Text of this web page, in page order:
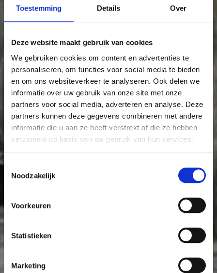
Toestemming Details Over
Deze website maakt gebruik van cookies
We gebruiken cookies om content en advertenties te
personaliseren, om functies voor social media te bieden
en om ons websiteverkeer te analyseren. Ook delen we
informatie over uw gebruik van onze site met onze
partners voor social media, adverteren en analyse. Deze
partners kunnen deze gegevens combineren met andere
informatie die u aan ze heeft verstrekt of die ze hebben
verzameld op basis van uw gebruik van hun services.
Toestemmingsselectie
Noodzakelijk
Voorkeuren
Statistieken
Marketing
28
28